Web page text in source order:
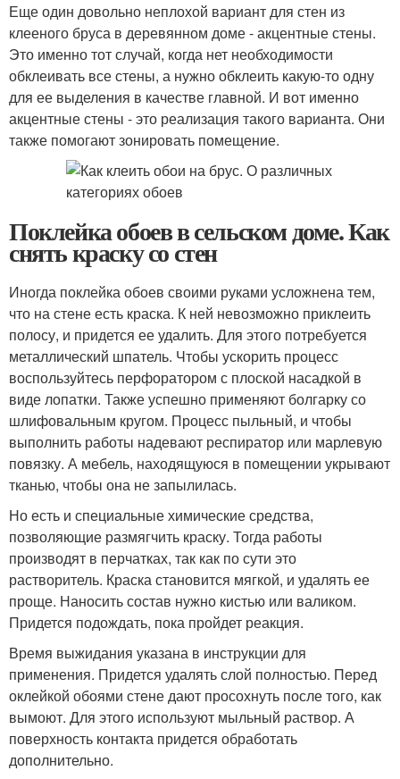
Еще один довольно неплохой вариант для стен из
клееного бруса в деревянном доме - акцентные стены.
Это именно тот случай, когда нет необходимости
обклеивать все стены, а нужно обклеить какую-то одну
для ее выделения в качестве главной. И вот именно
акцентные стены - это реализация такого варианта. Они
также помогают зонировать помещение.
Поклейка обоев в сельском доме. Как
снять краску со стен
Иногда поклейка обоев своими руками усложнена тем,
что на стене есть краска. К ней невозможно приклеить
полосу, и придется ее удалить. Для этого потребуется
металлический шпатель. Чтобы ускорить процесс
воспользуйтесь перфоратором с плоской насадкой в
виде лопатки. Также успешно применяют болгарку со
шлифовальным кругом. Процесс пыльный, и чтобы
выполнить работы надевают респиратор или марлевую
повязку. А мебель, находящуюся в помещении укрывают
тканью, чтобы она не запылилась.
Но есть и специальные химические средства,
позволяющие размягчить краску. Тогда работы
производят в перчатках, так как по сути это
растворитель. Краска становится мягкой, и удалять ее
проще. Наносить состав нужно кистью или валиком.
Придется подождать, пока пройдет реакция.
Время выжидания указана в инструкции для
применения. Придется удалять слой полностью. Перед
оклейкой обоями стене дают просохнуть после того, как
вымоют. Для этого используют мыльный раствор. А
поверхность контакта придется обработать
дополнительно.